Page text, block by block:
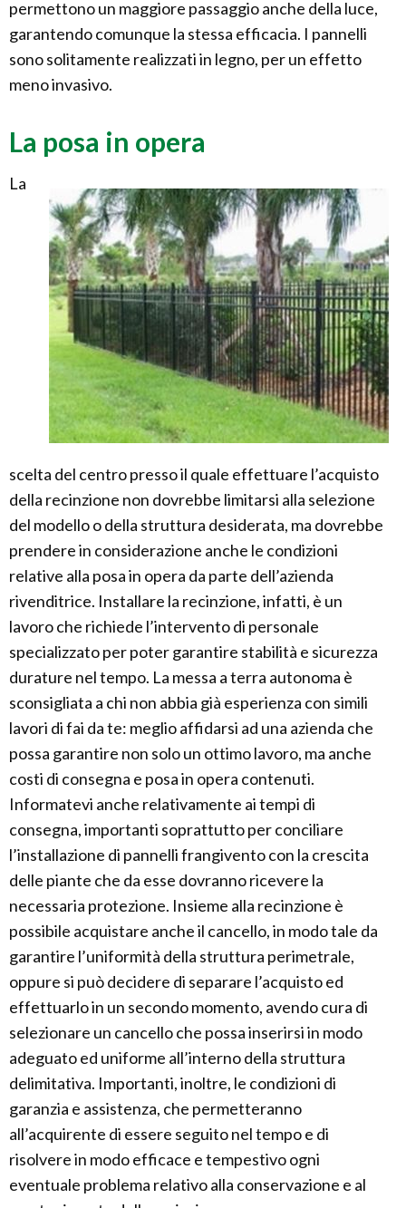
permettono un maggiore passaggio anche della luce,
garantendo comunque la stessa efficacia. I pannelli
sono solitamente realizzati in legno, per un effetto
meno invasivo.
La posa in opera
La
scelta del centro presso il quale effettuare l’acquisto
della recinzione non dovrebbe limitarsi alla selezione
del modello o della struttura desiderata, ma dovrebbe
prendere in considerazione anche le condizioni
relative alla posa in opera da parte dell’azienda
rivenditrice. Installare la recinzione, infatti, è un
lavoro che richiede l’intervento di personale
specializzato per poter garantire stabilità e sicurezza
durature nel tempo. La messa a terra autonoma è
sconsigliata a chi non abbia già esperienza con simili
lavori di fai da te: meglio affidarsi ad una azienda che
possa garantire non solo un ottimo lavoro, ma anche
costi di consegna e posa in opera contenuti.
Informatevi anche relativamente ai tempi di
consegna, importanti soprattutto per conciliare
l’installazione di pannelli frangivento con la crescita
delle piante che da esse dovranno ricevere la
necessaria protezione. Insieme alla recinzione è
possibile acquistare anche il cancello, in modo tale da
garantire l’uniformità della struttura perimetrale,
oppure si può decidere di separare l’acquisto ed
effettuarlo in un secondo momento, avendo cura di
selezionare un cancello che possa inserirsi in modo
adeguato ed uniforme all’interno della struttura
delimitativa. Importanti, inoltre, le condizioni di
garanzia e assistenza, che permetteranno
all’acquirente di essere seguito nel tempo e di
risolvere in modo efficace e tempestivo ogni
eventuale problema relativo alla conservazione e al